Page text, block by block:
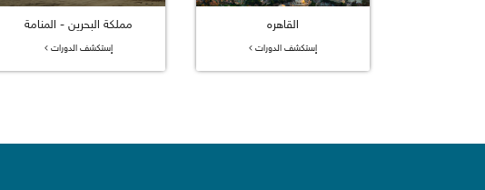
القاهره
إستكشف الدورات
كة البحرين - المنامة
إستكشف الدورات